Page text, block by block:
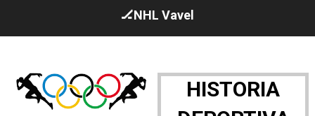
Mundial de MotoGP 2026 - GP Gran Bretaña
Canadian Elite Basketball League 2026 - Playoffs
WWE NXT - Myles Borne y Tavion Heights ponen fin
Canadian Football League 2026 - Week 10
🏒NHL Vavel
HISTORIA